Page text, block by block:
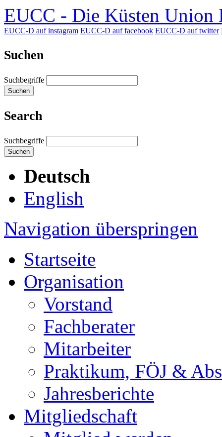
EUCC - Die Küsten Union
EUCC-D auf instagram EUCC-D auf facebook EUCC-D auf twitter
Suchen
Suchbegriffe
Suchen
Search
Suchbegriffe
Suchen
Deutsch
English
Navigation überspringen
Startseite
Organisation
Vorstand
Fachberater
Mitarbeiter
Praktikum, FÖJ &
Jahresberichte
Mitgliedschaft